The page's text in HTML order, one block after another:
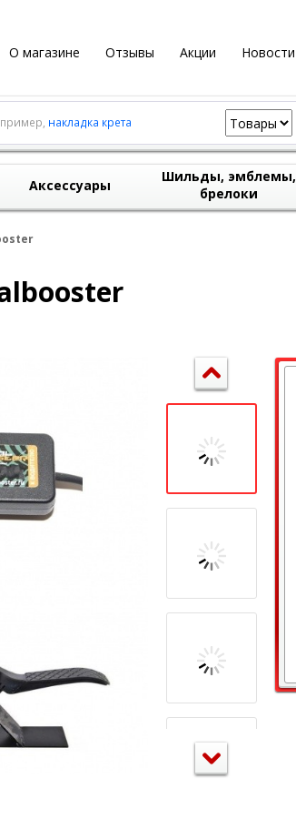
О магазине Отзывы Акции Новости
накладка крета
Аксессуары
Шильды, эмблемы,
брелоки